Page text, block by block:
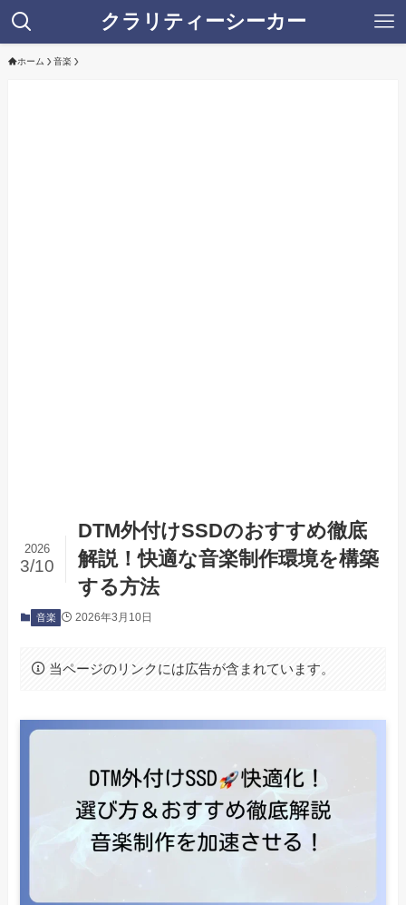
クラリティーシーカー
ホーム 音楽
DTM外付けSSDのおすすめ徹底
解説！快適な音楽制作環境を構築
する方法
2026
3/10
音楽 2026年3月10日
当ページのリンクには広告が含まれています。